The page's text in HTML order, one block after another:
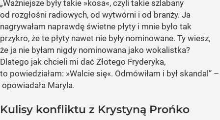
„Ważniejsze były takie »kosa«, czyli takie szlabany
od rozgłośni radiowych, od wytwórni i od branży. Ja
nagrywałam naprawdę świetne płyty i mnie było tak
przykro, że te płyty nawet nie były nominowane. Ty wiesz,
że ja nie byłam nigdy nominowana jako wokalistka?
Dlatego jak chcieli mi dać Złotego Fryderyka,
to powiedziałam: »Walcie się«. Odmówiłam i był skandal” –
opowiadała Maryla.
Kulisy konfliktu z Krystyną Prońko